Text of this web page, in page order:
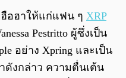
ฮือฮาให้แก่แฟน ๆ XRP
Pestritto ผู้ซึ่งเป็น
อย่าง Xpring และเป็น
ดังกล่าว ความตื่นเต้น